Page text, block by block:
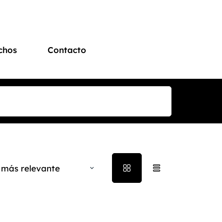
Contacto
relevante